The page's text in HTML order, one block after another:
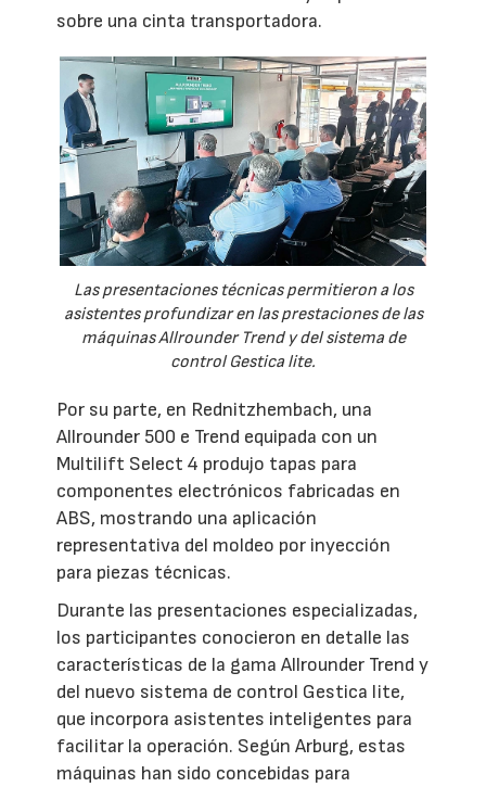
sobre una cinta transportadora.
Las presentaciones técnicas permitieron a los
asistentes profundizar en las prestaciones de las
máquinas Allrounder Trend y del sistema de
control Gestica lite.
Por su parte, en Rednitzhembach, una
Allrounder 500 e Trend equipada con un
Multilift Select 4 produjo tapas para
componentes electrónicos fabricadas en
ABS, mostrando una aplicación
representativa del moldeo por inyección
para piezas técnicas.
Durante las presentaciones especializadas,
los participantes conocieron en detalle las
características de la gama Allrounder Trend y
del nuevo sistema de control Gestica lite,
que incorpora asistentes inteligentes para
facilitar la operación. Según Arburg, estas
máquinas han sido concebidas para